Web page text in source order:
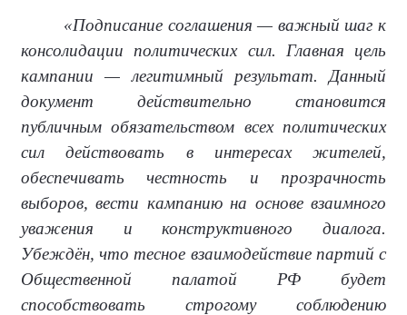
«Подписание соглашения — важный шаг к
консолидации политических сил. Главная цель
кампании — легитимный результат. Данный
документ действительно становится
публичным обязательством всех политических
сил действовать в интересах жителей,
обеспечивать честность и прозрачность
выборов, вести кампанию на основе взаимного
уважения и конструктивного диалога.
Убеждён, что тесное взаимодействие партий с
Общественной палатой РФ будет
способствовать строгому соблюдению